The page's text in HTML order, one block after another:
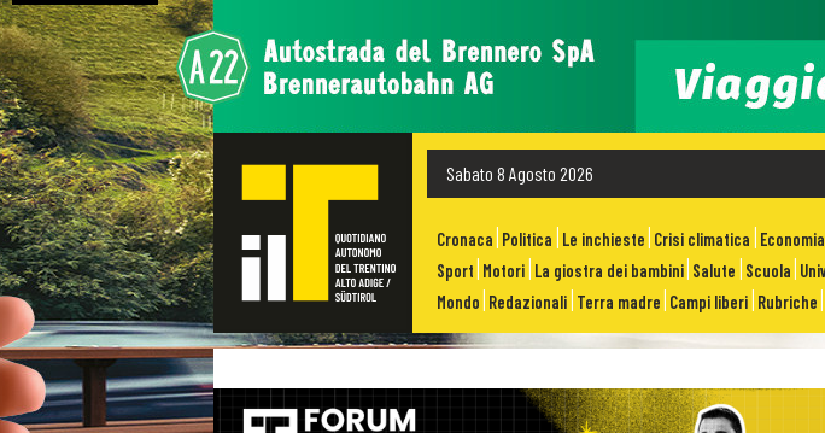
Sabato 8 Agosto 2026
Cronaca Politica Le inchieste Crisi climatica Economia
Sport Motori La giostra dei bambini Salute Scuola
Mondo Redazionali Terra madre Campi liberi Rubriche